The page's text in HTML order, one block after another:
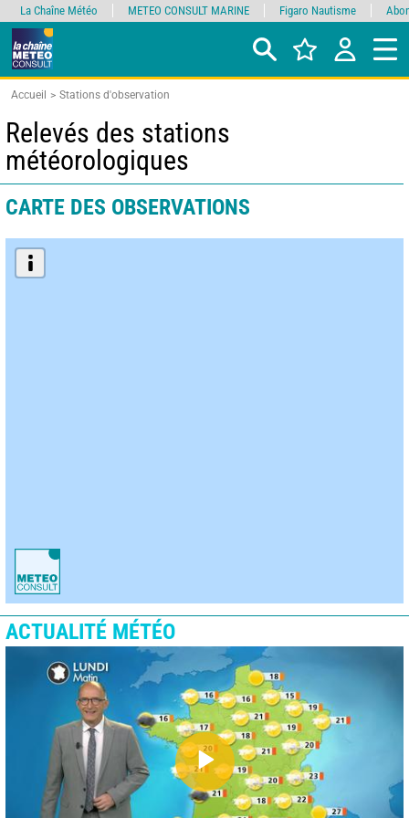
Accueil Stations d'observation
Relevés des stations
météorologiques
CARTE DES OBSERVATIONS
ACTUALITÉ MÉTÉO
La Chaîne Météo METEO CONSULT MARINE Figaro Nautisme